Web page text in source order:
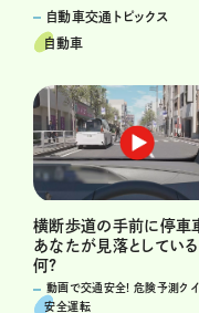
自動車交通トピックス
自動車
横断歩道の手前に停車
あなたが見落としてい
何?
動画で交通安全! 危険予測ク
安全運転